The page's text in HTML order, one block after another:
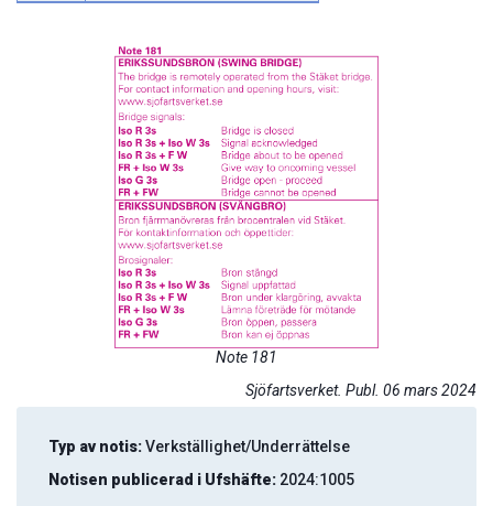
Note 181
Sjöfartsverket. Publ. 06 mars 2024
Typ av notis:Verkställighet/Underrättelse
Notisen publicerad i Ufshäfte: 2024:1005